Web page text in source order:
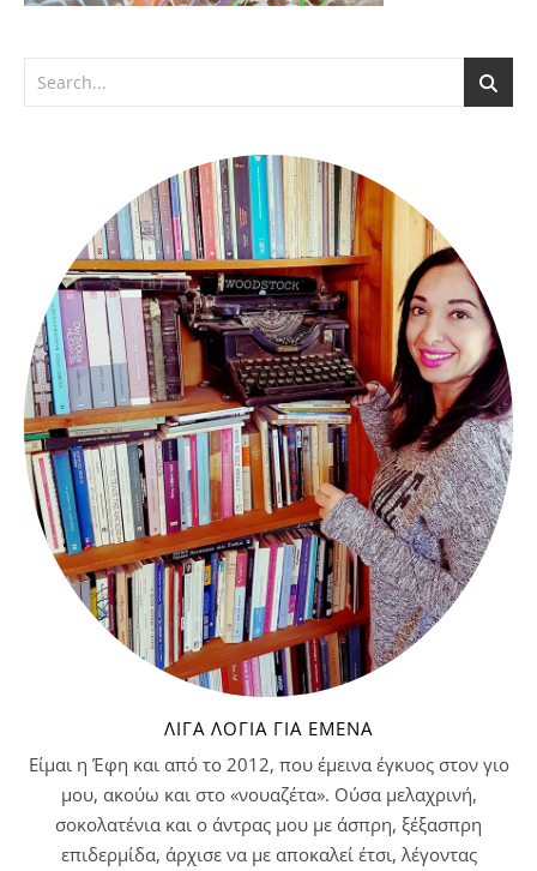
ΛΊΓΑ ΛΌΓΙΑ ΓΙΑ ΕΜΈΝΑ
Είμαι η Έφη και από το 2012, που έμεινα έγκυος στον γιο
μου, ακούω και στο «νουαζέτα». Ούσα μελαχρινή,
σοκολατένια και ο άντρας μου με άσπρη, ξέξασπρη
επιδερμίδα, άρχισε να με αποκαλεί έτσι, λέγοντας